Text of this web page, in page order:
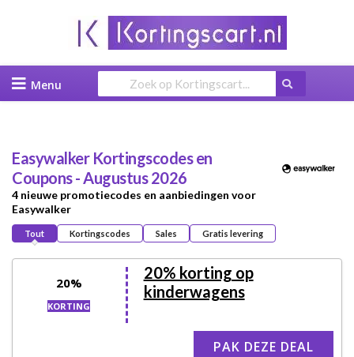
to
content
EasywalkerKortingscodes en
Coupons - Augustus 2026
4 nieuwe promotiecodes en aanbiedingen voor
Easywalker
Tout Kortingscodes Sales Gratis levering
20%
KORTING
20% korting op
kinderwagens
PAK DEZE DEAL